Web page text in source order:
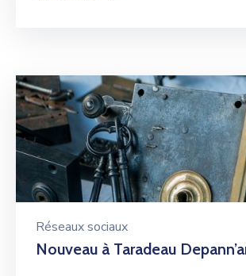
Réseaux sociaux
Nouveau à Taradeau